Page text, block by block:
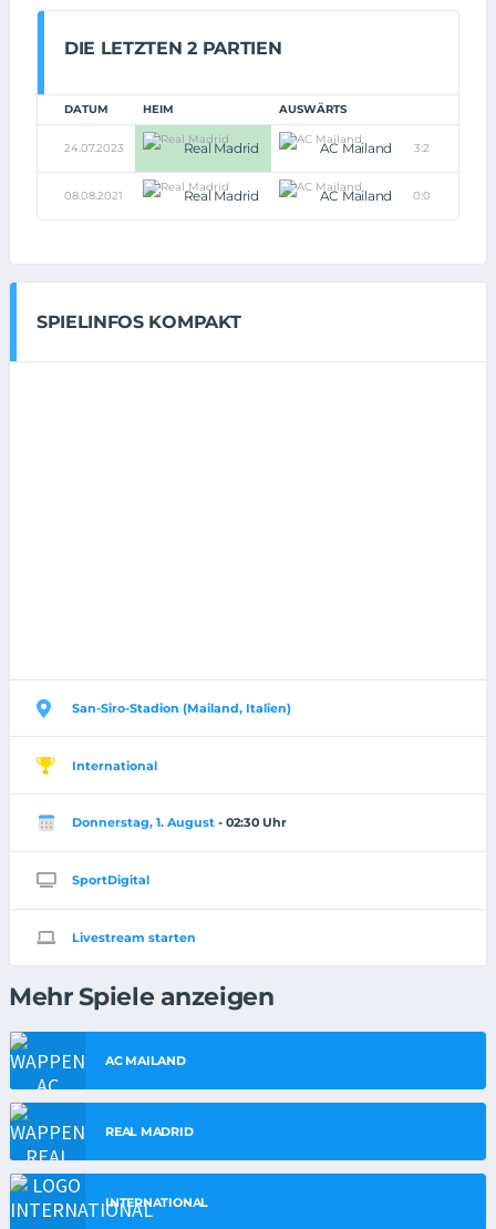
DIE LETZTEN 2 PARTIEN
DATUM HEIM AUSWÄRTS
24.07.2023 Real Madrid AC Mailand 3:2
08.08.2021 Real Madrid AC Mailand 0:0
SPIELINFOS KOMPAKT
San-Siro-Stadion (Mailand, Italien)
International
Donnerstag, 1. August - 02:30 Uhr
SportDigital
Livestream starten
Mehr Spiele anzeigen
AC MAILAND
REAL MADRID
INTERNATIONAL